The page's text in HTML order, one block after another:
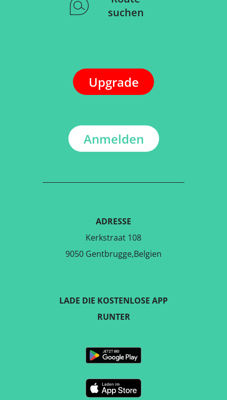
suchen
Upgrade
Anmelden
ADRESSE
Kerkstraat 108
9050 Gentbrugge,Belgien
LADE DIE KOSTENLOSE APP
RUNTER